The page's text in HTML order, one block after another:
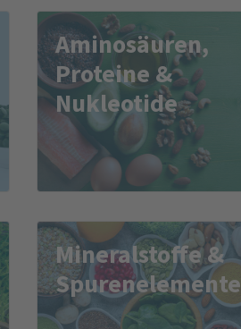
Amino­säuren,
Proteine &
Nukleotide
Mineralstoffe &
Spurenelemente